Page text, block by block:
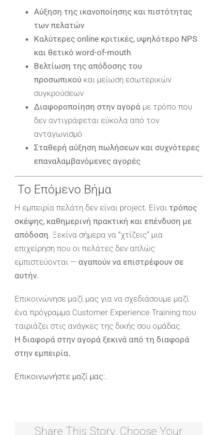
Αύξηση της ικανοποίησης και πιστότητας
των πελατών
Καλύτερες online κριτικές, υψηλότερο NPS
και θετικό word-of-mouth
Βελτίωση της απόδοσης του
προσωπικούκαι μείωση εσωτερικών
συγκρούσεων
Διαφοροποίηση στην αγορά με τρόπο που
δεν αντιγράφεται εύκολα από τον
ανταγωνισμό
Σταθερή αύξηση πωλήσεων και συχνότερες
επαναλαμβανόμενες αγορές
Το Επόμενο Βήμα
Η εμπειρία πελάτη δεν είναι project. Είναι τρόπος
σκέψης, καθημερινή πρακτική και επένδυση με
απόδοση. Ξεκίνα σήμερα να “χτίζεις” μια
επιχείρηση που οι πελάτες δεν απλώς
εμπιστεύονται — αγαπούν να επιστρέφουν σε
αυτήν.
Επικοινώνησε μαζί μας για να σχεδιάσουμε μαζί
ένα πρόγραμμα Customer Experience Training που
ταιριάζει στις ανάγκες της δικής σου ομάδας.
Η διαφορά στην αγορά ξεκινά από τη διαφορά
στην εμπειρία.
Επικοινωνήστε μαζί μας:.
Share This Story, Choose Your